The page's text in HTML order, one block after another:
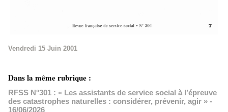
Vendredi 15 Juin 2001
Dans la même rubrique :
RFSS N°301 : « Les assistants de service social à l’épreuve
des catastrophes naturelles : considérer, prévenir, agir » -
16/06/2026